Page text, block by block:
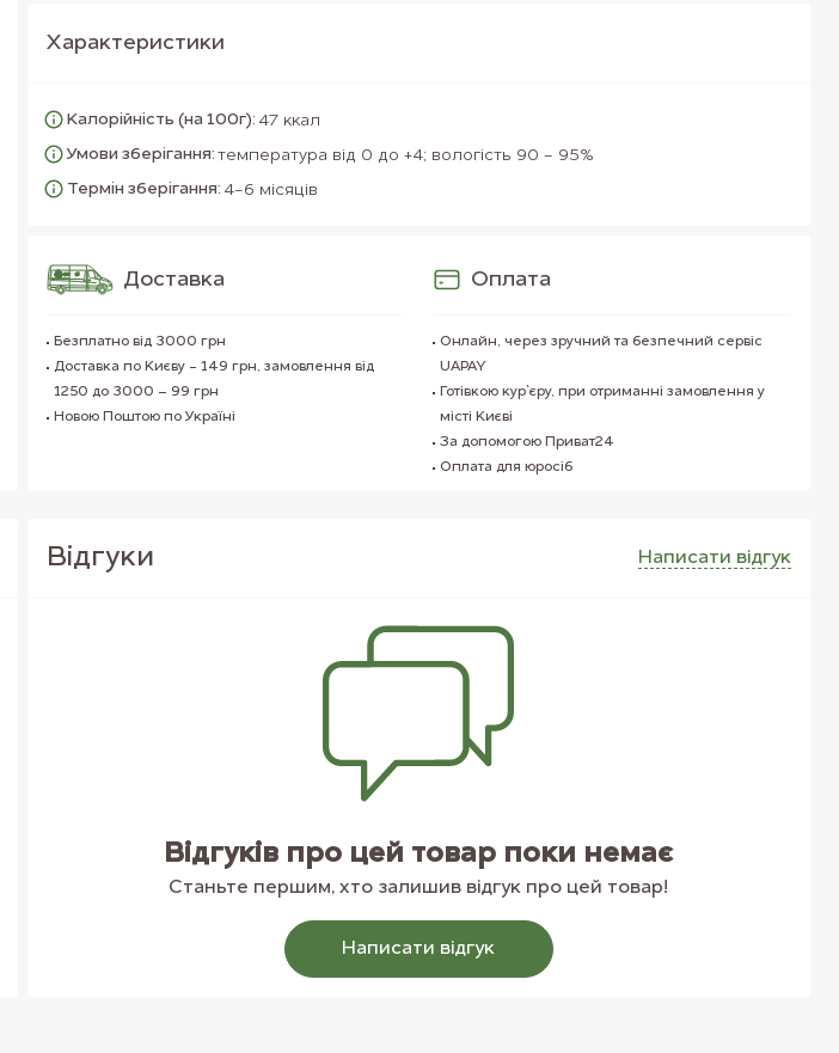
Характеристики
Калорійність (на 100г): 47 ккал
Умови зберігання: температура від 0 до +4; вологість 90 - 95%
Термін зберігання: 4-6 місяців
Доставка
Безплатно від 3000 грн
Доставка по Києву - 149 грн, замовлення від
1250 до 3000 – 99 грн
Новою Поштою по Україні
Оплата
Онлайн, через зручний та безпечний сервіс
UAPAY
Готівкою кур`єру, при отриманні замовлення у
місті Києві
За допомогою Приват24
Оплата для юросіб
Вiдгуки Написати вiдгук
Відгуків про цей товар поки немає
Станьте першим, хто залишив відгук про цей товар!
Написати вiдгук